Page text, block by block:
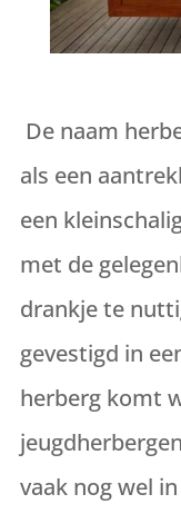
De naam
als een
een
met de
drankje te
gevestigd in
herberg komt
vaak nog wel